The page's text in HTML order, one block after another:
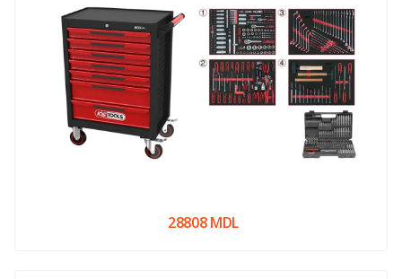
28808 MDL